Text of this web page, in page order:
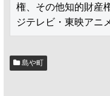
権、その他知的財産
ジテレビ・東映アニ
島や町